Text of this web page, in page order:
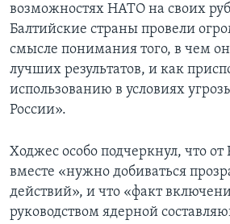
возможностях НАТО на своих
Балтийские страны провели
смысле понимания того, в чем
лучших результатов, и как
использованию в условиях
России».
Ходжес особо подчеркнул, что от
вместе «нужно добиваться
действий», и что «факт
руководством ядерной